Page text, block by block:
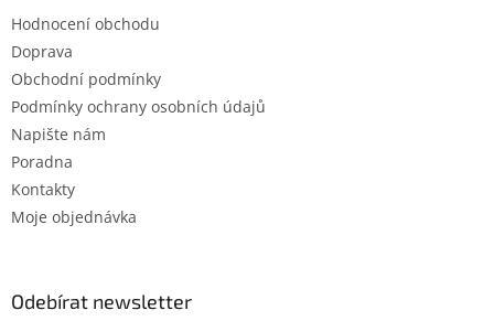
Hodnocení obchodu
Doprava
Obchodní podmínky
Podmínky ochrany osobních údajů
Napište nám
Poradna
Kontakty
Moje objednávka
Odebírat newsletter